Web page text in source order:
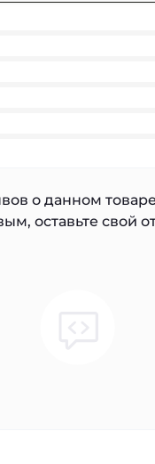
о данном
оставьте свой